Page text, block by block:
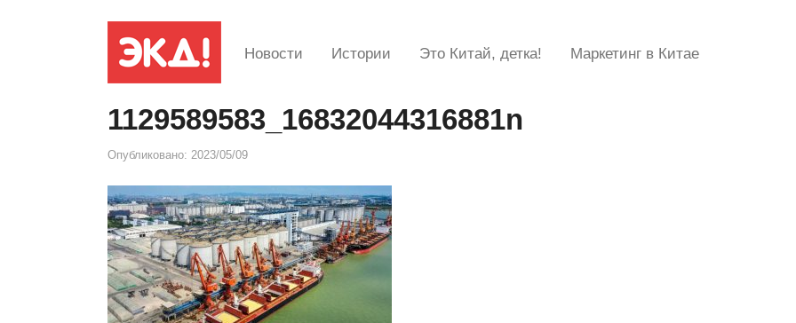
Новости Истории Это Китай, детка! Маркетинг в Китае
1129589583_16832044316881n
Опубликовано: 2023/05/09